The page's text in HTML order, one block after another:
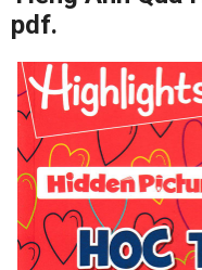
pdf.